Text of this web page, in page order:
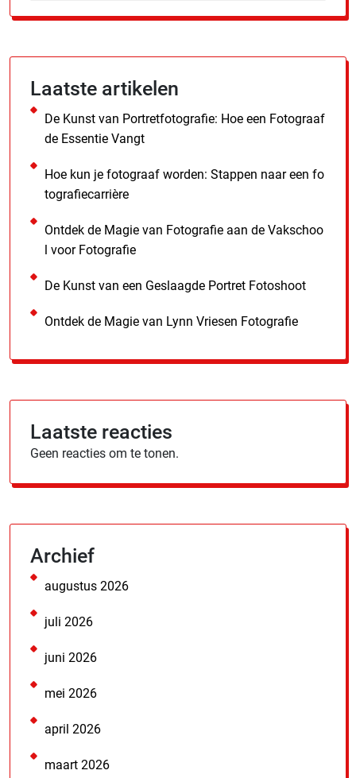
Laatste artikelen
De Kunst van Portretfotografie: Hoe een Fotograaf
de Essentie Vangt
Hoe kun je fotograaf worden: Stappen naar een fo
tografiecarrière
Ontdek de Magie van Fotografie aan de Vakschoo
l voor Fotografie
De Kunst van een Geslaagde Portret Fotoshoot
Ontdek de Magie van Lynn Vriesen Fotografie
Laatste reacties
Geen reacties om te tonen.
Archief
augustus 2026
juli 2026
juni 2026
mei 2026
april 2026
maart 2026